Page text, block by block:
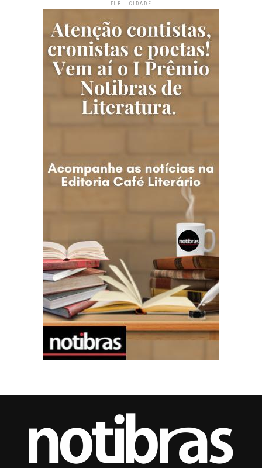
PUBLICIDADE